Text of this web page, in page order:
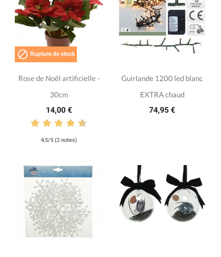
 Rupture de stock
Rose de Noël artificielle -
30cm
14,00 €
4,5/5 (2 notes)
Guirlande 1200 led blanc
EXTRA chaud
74,95 €